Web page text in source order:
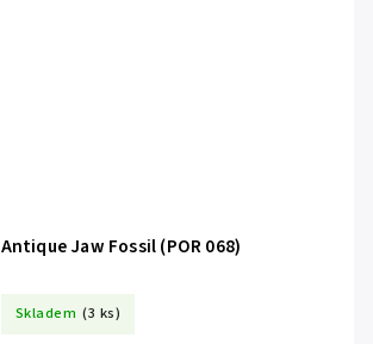
Antique Jaw Fossil (POR 068)
Skladem (3 ks)